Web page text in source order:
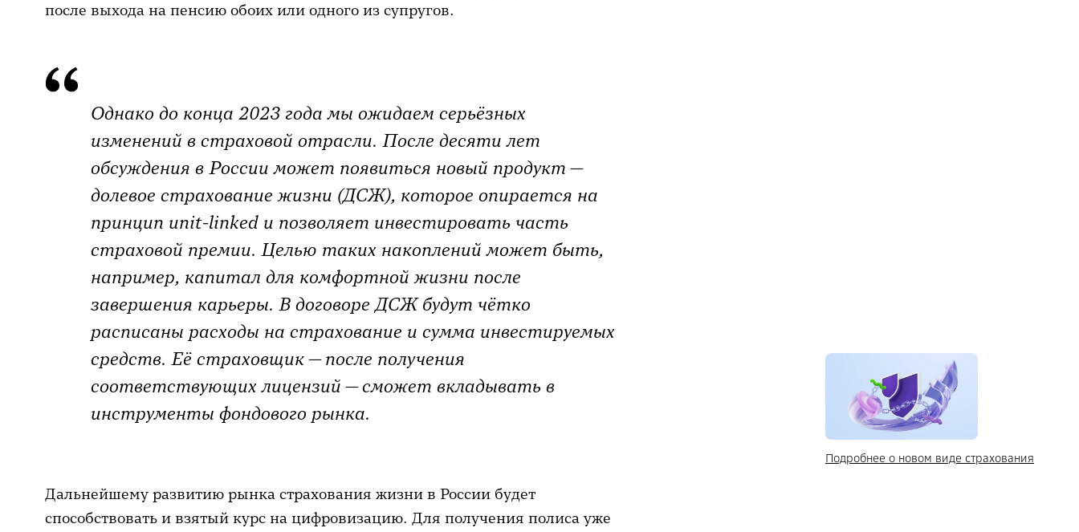
после выхода на пенсию обоих или одного из супругов.
Однако до конца 2023 года мы ожидаем серьёзных
изменений в страховой отрасли. После десяти лет
обсуждения в России может появиться новый продукт —
долевое страхование жизни (ДСЖ), которое опирается на
принцип unit-linked и позволяет инвестировать часть
страховой премии. Целью таких накоплений может быть,
например, капитал для комфортной жизни после
завершения карьеры. В договоре ДСЖ будут чётко
расписаны расходы на страхование и сумма инвестируемых
средств. Её страховщик — после получения
соответствующих лицензий — сможет вкладывать в
инструменты фондового рынка.
Подробнее о новом виде страхования
Дальнейшему развитию рынка страхования жизни в России будет
способствовать и взятый курс на цифровизацию. Для получения полиса уже